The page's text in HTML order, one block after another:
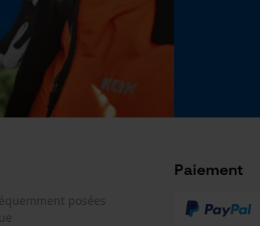
posées
Paiement
Cookies de performance et de
fonctionnalité
Page d'accueil personnalisée